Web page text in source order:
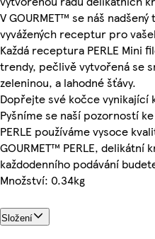
V GOURMET™ se náš
vyvážených receptur pro
Každá receptura PERLE Mini
trendy, pečlivě vytvořená se
zeleninou, a lahodné šťávy.
Dopřejte své kočce
Pyšníme se naší pozorností
PERLE používáme vysoce
GOURMET™ PERLE,
každodenního podávání
Množství: 0.34kg
Složení